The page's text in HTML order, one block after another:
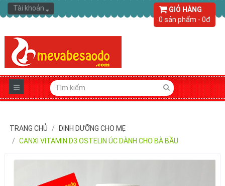
Tài khoản
GIỎ HÀNG
0 sản phẩm - 0đ
TRANG CHỦ
DINH DƯỠNG CHO MẸ
CANXI VITAMIN D3 OSTELIN ÚC DÀNH CHO BÀ BẦU